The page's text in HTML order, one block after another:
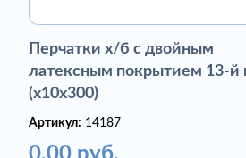
Перчатки х/б с двойным
латексным покрытием 13-й
(х10х300)
Артикул: 14187